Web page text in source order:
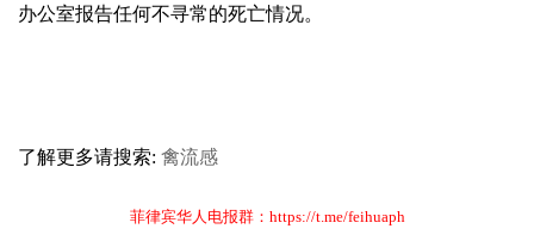
办公室报告任何不寻常的死亡情况。
了解更多请搜索: 禽流感
菲律宾华人电报群：https://t.me/feihuaph